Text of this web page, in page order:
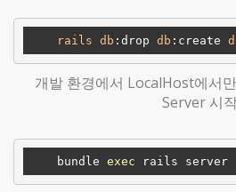
rails db :drop db :create
개발 환경에서 LocalHost에서
Server 시
    bundle
exec